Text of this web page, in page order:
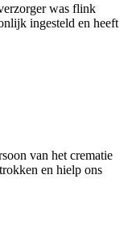
was flink
ingesteld en heeft
van het crematie
en hielp ons